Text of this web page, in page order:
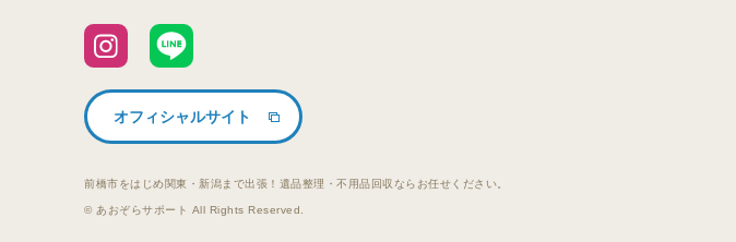
オフィシャルサイト
前橋市をはじめ関東・新潟まで出張！遺品整理・不用品回収ならお任せください。
© あおぞらサポート All Rights Reserved.